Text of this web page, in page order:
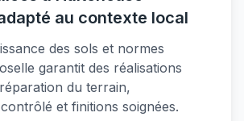
au contexte local
des sols et normes
garantit des réalisations
du terrain,
et finitions soignées.